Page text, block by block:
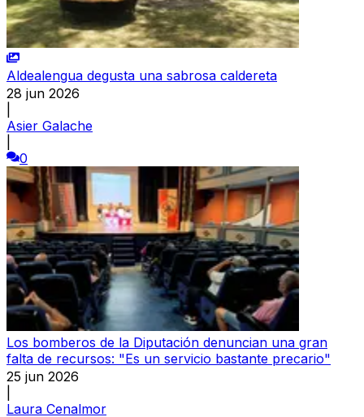
Aldealengua degusta una sabrosa caldereta
28 jun 2026
Asier Galache
0
Los bomberos de la Diputación denuncian una gran
falta de recursos: "Es un servicio bastante precario"
25 jun 2026
Laura Cenalmor